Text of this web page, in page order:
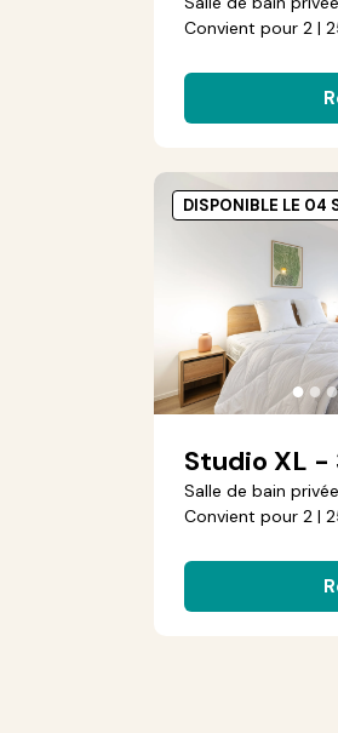
Convient pour 2 |
●●●
Studio XL -
Salle de bain privée
Convient pour 2 |
DISPONIBLE LE 04